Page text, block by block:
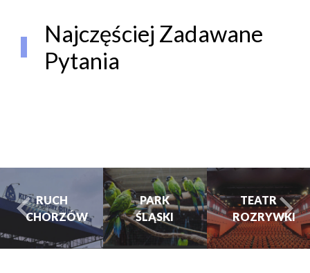
Najczęściej Zadawane
Pytania
RUCH
CHORZÓW
PARK
ŚLĄSKI
TEATR
ROZRYWKI
turysta.Previous